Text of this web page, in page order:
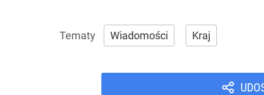
Wiadomości Kraj